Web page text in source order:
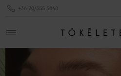
+36-70/555-5848